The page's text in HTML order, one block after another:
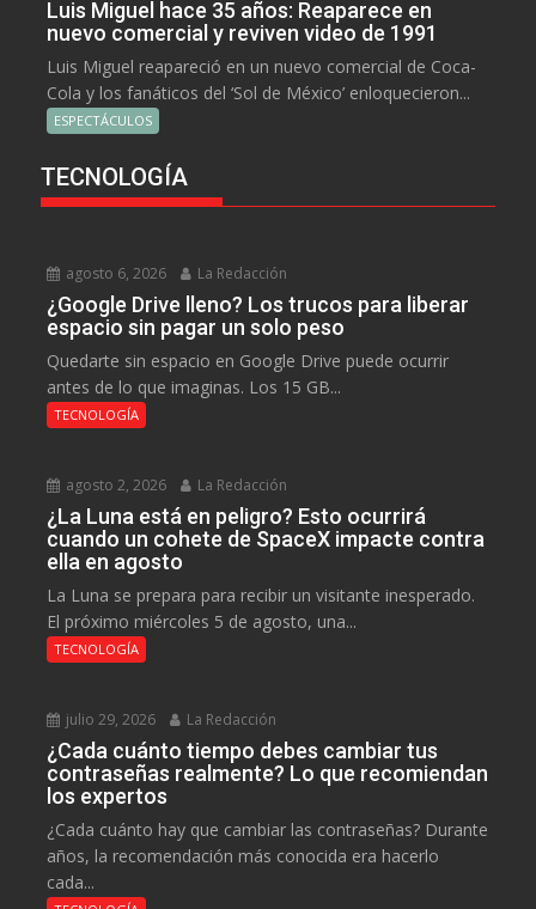
Luis Miguel hace 35 años: Reaparece en
nuevo comercial y reviven video de 1991
Luis Miguel reapareció en un nuevo comercial de Coca-
Cola y los fanáticos del ‘Sol de México’ enloquecieron...
ESPECTÁCULOS
TECNOLOGÍA
agosto 6, 2026 La Redacción
¿Google Drive lleno? Los trucos para liberar
espacio sin pagar un solo peso
Quedarte sin espacio en Google Drive puede ocurrir
antes de lo que imaginas. Los 15 GB...
TECNOLOGÍA
agosto 2, 2026 La Redacción
¿La Luna está en peligro? Esto ocurrirá
cuando un cohete de SpaceX impacte contra
ella en agosto
La Luna se prepara para recibir un visitante inesperado.
El próximo miércoles 5 de agosto, una...
TECNOLOGÍA
julio 29, 2026 La Redacción
¿Cada cuánto tiempo debes cambiar tus
contraseñas realmente? Lo que recomiendan
los expertos
¿Cada cuánto hay que cambiar las contraseñas? Durante
años, la recomendación más conocida era hacerlo
cada...